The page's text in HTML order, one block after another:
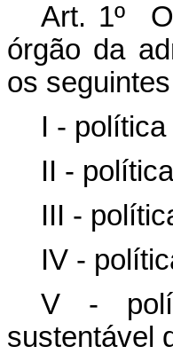
Art. 1º O
órgão da
os
I -
II -
III -
IV -
V -
sustentável